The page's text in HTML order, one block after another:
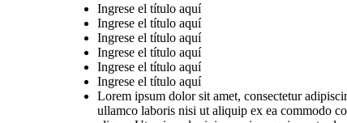
Ingrese el título aquí
Ingrese el título aquí
Ingrese el título aquí
Ingrese el título aquí
Ingrese el título aquí
Ingrese el título aquí
Lorem ipsum dolor sit amet, consectetur
ullamco laboris nisi ut aliquip ex ea commodo